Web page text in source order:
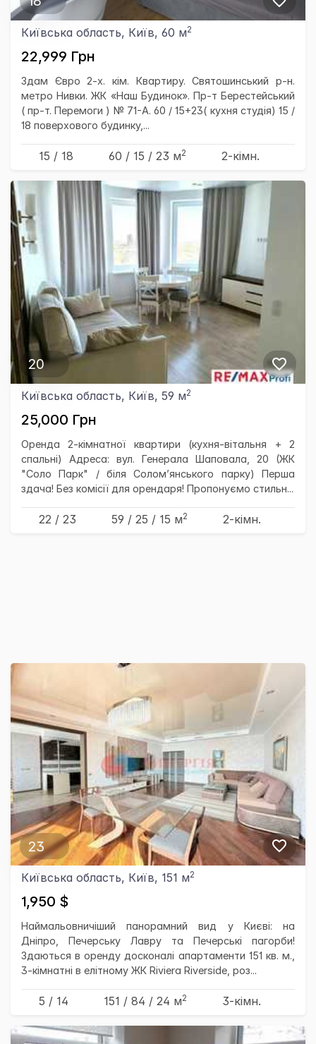
Київська область, Київ, 60 м2
22,999 Грн
Здам Євро 2-х. кім. Квартиру. Святошинський р-н.
метро Нивки. ЖК «Наш Будинок». Пр-т Берестейський
( пр-т. Перемоги ) № 71-А. 60 / 15+23( кухня студія) 15 /
18 поверхового будинку,...
15 / 18 60 / 15 / 23 м2 2-кімн.
20
Київська область, Київ, 59 м2
25,000 Грн
Оренда 2-кімнатної квартири (кухня-вітальня + 2
спальні) Адреса: вул. Генерала Шаповала, 20 (ЖК
"Соло Парк" / біля Солом’янського парку) Перша
здача! Без комісії для орендаря! Пропонуємо стильн...
22 / 23 59 / 25 / 15 м2 2-кімн.
23
Київська область, Київ, 151 м2
1,950 $
Наймальовничіший панорамний вид у Києві: на
Дніпро, Печерську Лавру та Печерські пагорби!
Здаються в оренду досконалі апартаменти 151 кв. м.,
3-кімнатні в елітному ЖК Riviera Riverside, роз...
5 / 14 151 / 84 / 24 м2 3-кімн.